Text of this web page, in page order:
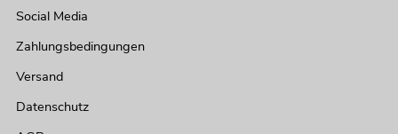
Social Media
Zahlungsbedingungen
Versand
Datenschutz